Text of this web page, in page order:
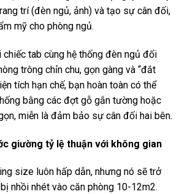
trí (đèn ngủ, ảnh) và tạo sự cân đối,
mỹ cho phòng ngủ.
chiếc tab cùng hệ thống đèn ngủ đối
trông chỉn chu, gọn gàng và “đắt
tích hạn chế, bạn hoàn toàn có thể
bằng các đợt gỗ gắn tường hoặc
miễn là đảm bảo sự cân đối hai bên.
giường tỷ lệ thuận với không gian
size luôn hấp dẫn, nhưng nó sẽ trở
nhồi nhét vào căn phòng 10-12m2.